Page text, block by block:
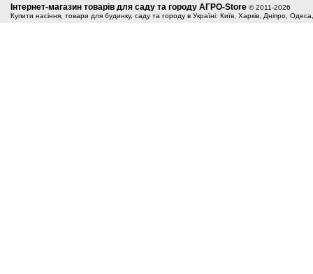
Інтернет-магазин товарів для саду та городу АГРО-Store © 2011-2026
Купити насіння, товари для будинку, саду та городу в Україні: Київ, Харків, Дніпро,